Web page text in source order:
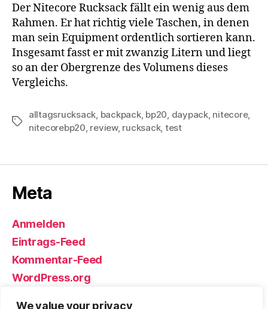
We value your privacy
Der Nitecore Rucksack fällt ein wenig aus dem
Rahmen. Er hat richtig viele Taschen, in denen
man sein Equipment ordentlich sortieren kann.
Insgesamt fasst er mit zwanzig Litern und liegt
so an der Obergrenze des Volumens dieses
Vergleichs.
Schlagwörter
alltagsrucksack backpack, bp20 daypack, nitecore,
nitecorebp20 review, rucksack, test
Meta
Anmelden
Eintrags-Feed
Kommentar-Feed
WordPress.org